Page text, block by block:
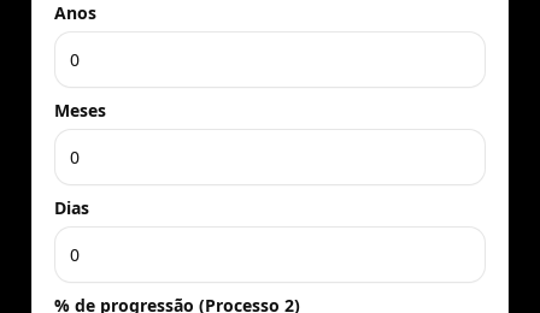
Anos
Meses
Dias
% de progressão (Processo 2)